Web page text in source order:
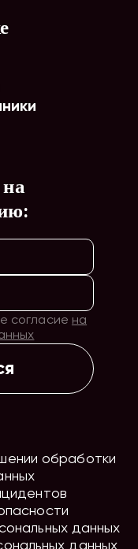
на
согласие на
обработки
данных
данных